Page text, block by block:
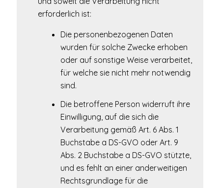
erforderlich ist:
Die personenbezogenen Daten
wurden für solche Zwecke erhoben
oder auf sonstige Weise verarbeitet,
für welche sie nicht mehr notwendig
sind.
Die betroffene Person widerruft ihre
Einwilligung, auf die sich die
Verarbeitung gemäß Art. 6 Abs. 1
Buchstabe a DS-GVO oder Art. 9
Abs. 2 Buchstabe a DS-GVO stützte,
und es fehlt an einer anderweitigen
Rechtsgrundlage für die